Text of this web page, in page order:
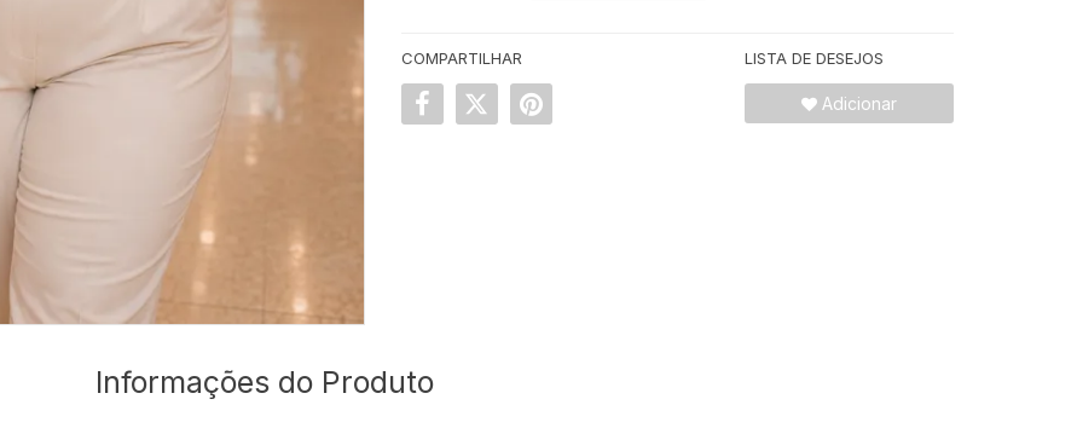
COMPARTILHAR LISTA DE DESEJOS
Adicionar
Informações do Produto